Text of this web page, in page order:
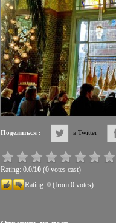
Поделиться : в Twitter
Rating: 0.0/10(0 votes cast)
Rating: 0(from 0 votes)